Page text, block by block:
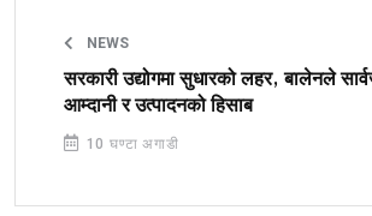
NEWS
सरकारी उद्योगमा सुधारको लहर, बालेनले
आम्दानी र उत्पादनको हिसाब
10 घण्टा अगाडी